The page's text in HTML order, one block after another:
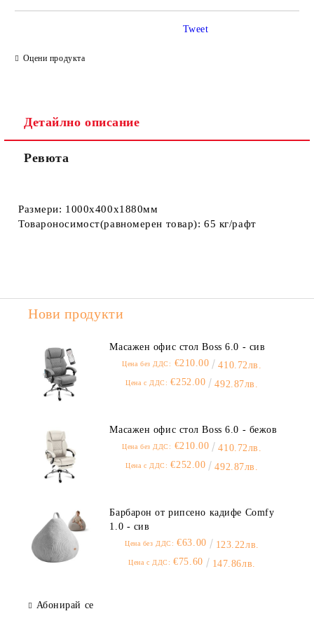
Оцени продукта
Tweet
Детайлно описание
Ревюта
Размери: 1000x400x1880мм
Товароносимост(равномерен товар): 65 кг/рафт
Нови продукти
Масажен офис стол Boss 6.0 - сив
Цена без ДДС: €210.00 410.72лв.
Цена с ДДС: €252.00 492.87лв.
Масажен офис стол Boss 6.0 - бежов
Цена без ДДС: €210.00 410.72лв.
Цена с ДДС: €252.00 492.87лв.
Барбарон от рипсено кадифе Comfy
1.0 - сив
Цена без ДДС: €63.00 123.22лв.
Цена с ДДС: €75.60 147.86лв.
Абонирай се